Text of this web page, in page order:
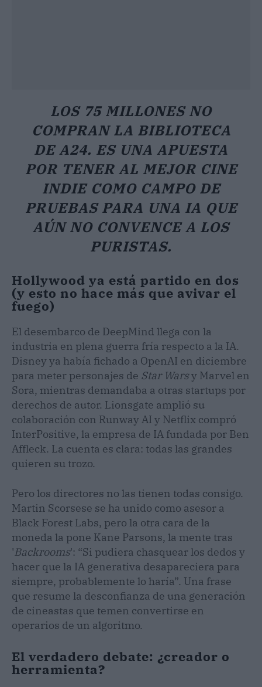
LOS 75 MILLONES NO
COMPRAN LA BIBLIOTECA
DE A24. ES UNA APUESTA
POR TENER AL MEJOR CINE
INDIE COMO CAMPO DE
PRUEBAS PARA UNA IA QUE
AÚN NO CONVENCE A LOS
PURISTAS.
Hollywood ya está partido en dos
(y esto no hace más que avivar el
fuego)
El desembarco de DeepMind llega con la
industria en plena guerra fría respecto a la IA.
Disney ya había fichado a OpenAI en diciembre
para meter personajes de Star Warsy Marvel en
Sora, mientras demandaba a otras startups por
derechos de autor. Lionsgate amplió su
colaboración con Runway AI y Netflix compró
InterPositive, la empresa de IA fundada por Ben
Affleck. La cuenta es clara: todas las grandes
quieren su trozo.
Pero los directores no las tienen todas consigo.
Martin Scorsese se ha unido como asesor a
Black Forest Labs, pero la otra cara de la
moneda la pone Kane Parsons, la mente tras
'Backrooms': “Si pudiera chasquear los dedos y
hacer que la IA generativa desapareciera para
siempre, probablemente lo haría”. Una frase
que resume la desconfianza de una generación
de cineastas que temen convertirse en
operarios de un algoritmo.
El verdadero debate: ¿creador o
herramienta?